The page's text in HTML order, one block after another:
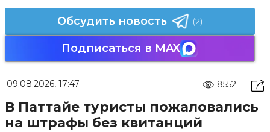
Обсудить новость (2)
Подписаться в MAX
09.08.2026, 17:47 8552
В Паттайе туристы пожаловались
на штрафы без квитанций